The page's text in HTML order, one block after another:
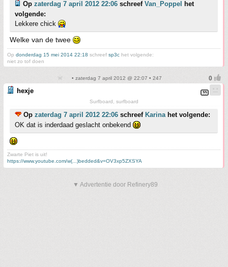
Op zaterdag 7 april 2012 22:06 schreef Van_Poppel
het
volgende:
Lekkere chick
Welke van de twee
Op donderdag 15 mei 2014 22:18 schreef sp3c het volgende:
niet zo tof doen
• zaterdag 7 april 2012 @ 22:07 • 247
hexje
Surfboard, surfboard
Op zaterdag 7 april 2012 22:06 schreef Karinahet volgende:
OK dat is inderdaad geslacht onbekend
Zwarte Piet is uit!
https://www.youtube.com/w(...)bedded&v=OV3xp5ZXSYA
▼ Advertentie door Refinery89